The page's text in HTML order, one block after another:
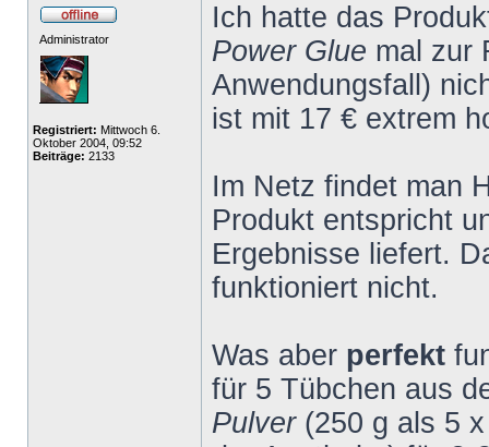
Administrator
Registriert: Mittwoch 6.
Oktober 2004, 09:52
Beiträge: 2133
Ich hatte das
Power Glue mal zur
Anwendungsfall)
ist mit 17 € extrem
Im Netz findet man
Produkt entspricht
Ergebnisse liefert.
funktioniert nicht.
Was aber perfekt
für 5 Tübchen aus
Pulver(250 g als 5 x